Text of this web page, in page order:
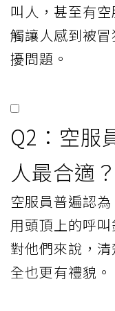
叫人，甚至有
觸讓人感到被
擾問題。
Q2：空服
人最合適？
空服員普遍認
用頭頂上的呼
對他們來說，
全也更有禮貌。